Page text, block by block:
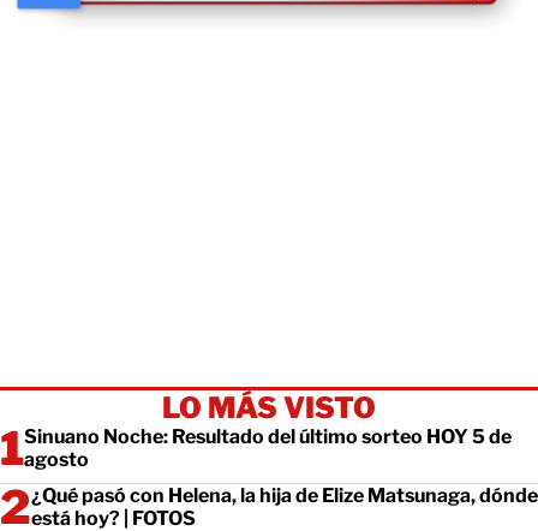
LO MÁS VISTO
Sinuano Noche: Resultado del último sorteo HOY 5 de
agosto
¿Qué pasó con Helena, la hija de Elize Matsunaga, dónde
está hoy? | FOTOS